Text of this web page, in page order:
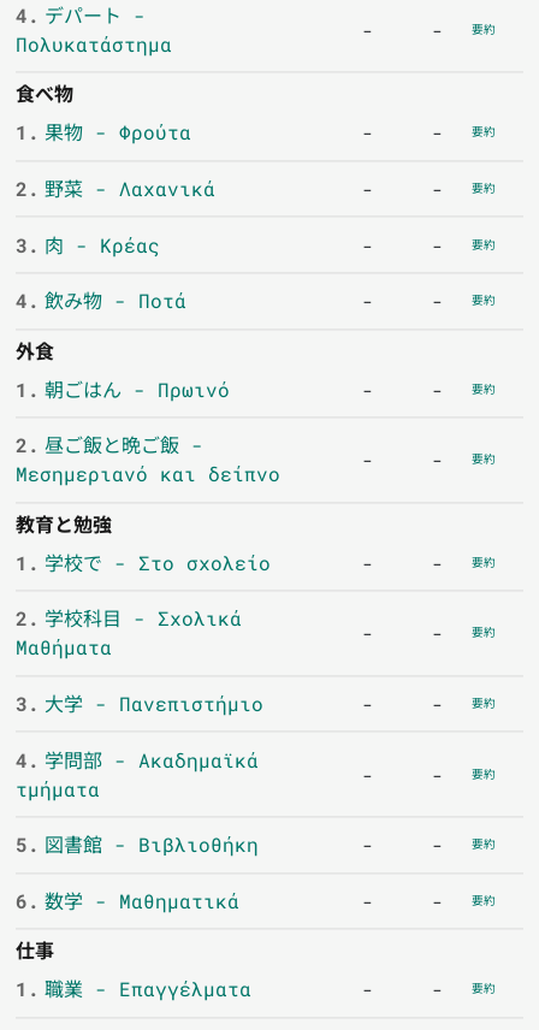
4. デパート -
Πολυκατάστημα
- - 要約
食べ物
1. 果物 - Φρούτα - - 要約
2. 野菜 - Λαχανικά - - 要約
3. 肉 - Κρέας - - 要約
4. 飲み物 - Ποτά - - 要約
外食
1. 朝ごはん - Πρωινό - - 要約
2. 昼ご飯と晩ご飯 -
Μεσημεριανό και δείπνο
- - 要約
教育と勉強
1. 学校で - Στο σχολείο - - 要約
2. 学校科目 - Σχολικά
Μαθήματα
- - 要約
3. 大学 - Πανεπιστήμιο - - 要約
4. 学問部 - Ακαδημαϊκά
τμήματα
- - 要約
5. 図書館 - Βιβλιοθήκη - - 要約
6. 数学 - Μαθηματικά - - 要約
仕事
1. 職業 - Επαγγέλματα - - 要約